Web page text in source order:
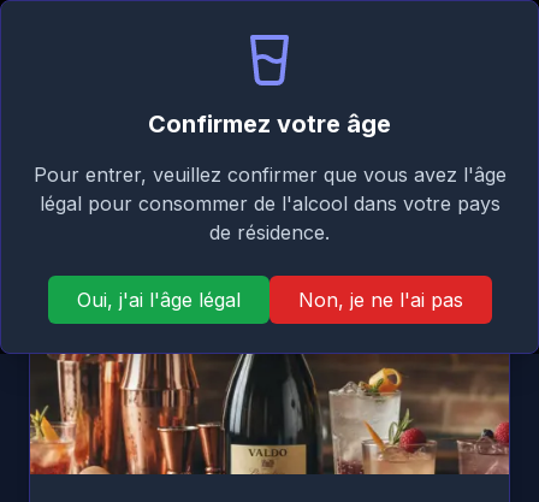
Confirmez votre âge
Pour entrer, veuillez confirmer que vous avez l'âge
légal pour consommer de l'alcool dans votre pays
de résidence.
Oui, j'ai l'âge légal Non, je ne l'ai pas
FR